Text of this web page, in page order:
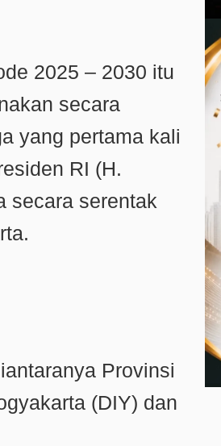
2025 – 2030 itu
secara
yang pertama kali
RI (H.
secara serentak
Provinsi
(DIY) dan